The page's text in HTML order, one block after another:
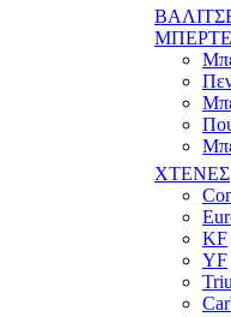
ΧΤΕΝΕΣ
KF
YF